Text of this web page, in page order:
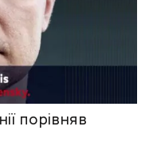
порівняв